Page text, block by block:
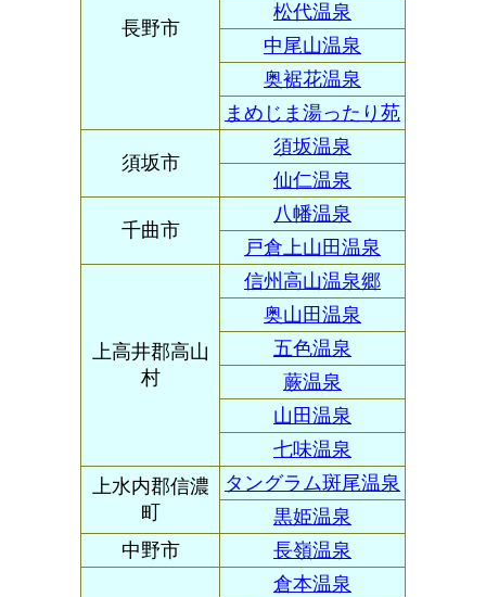
長野市
松代温泉
中尾山温泉
奥裾花温泉
まめじま湯ったり苑
須坂市
須坂温泉
仙仁温泉
千曲市
八幡温泉
戸倉上山田温泉
上高井郡高山
村
信州高山温泉郷
奥山田温泉
五色温泉
蕨温泉
山田温泉
七味温泉
上水内郡信濃
町
タングラム斑尾温泉
黒姫温泉
中野市
長嶺温泉
倉本温泉